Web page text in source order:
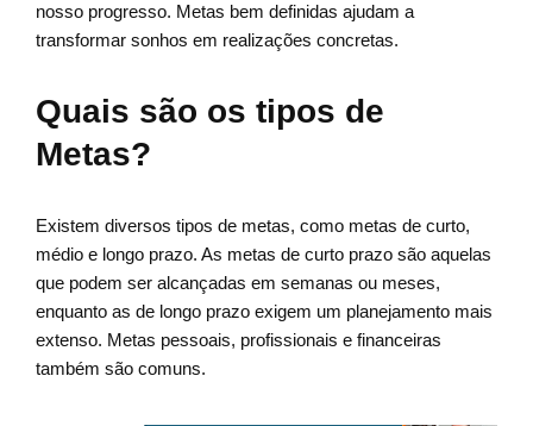
nosso progresso. Metas bem definidas ajudam a
transformar sonhos em realizações concretas.
Quais são os tipos de
Metas?
Existem diversos tipos de metas, como metas de curto,
médio e longo prazo. As metas de curto prazo são aquelas
que podem ser alcançadas em semanas ou meses,
enquanto as de longo prazo exigem um planejamento mais
extenso. Metas pessoais, profissionais e financeiras
também são comuns.